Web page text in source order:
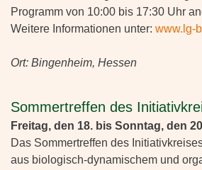
Programm von 10:00 bis 17:30 Uhr
Weitere Informationen unter: www.lg-
Ort: Bingenheim, Hessen
Sommertreffen des
Freitag, den 18. bis Sonntag, den
Das Sommertreffen des
aus biologisch-dynamischem und